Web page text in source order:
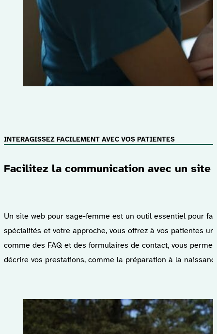
Facilitez la communication avec un site
INTERAGISSEZ FACILEMENT AVEC VOS PATIENTES
Un site web pour sage-femme est un outil essentiel pour
spécialités et votre approche, vous offrez à vos patientes
comme des FAQ et des formulaires de contact, vous
décrire vos prestations, comme la préparation à la